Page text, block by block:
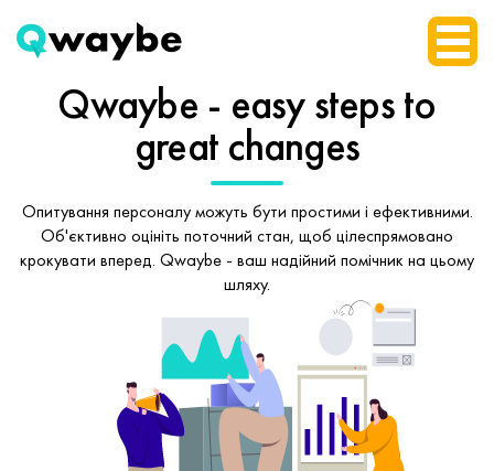
Qwaybe - easy stepsto
great changes
Опитування персоналу можуть бути простими і ефективними.
Об'єктивно оцініть поточний стан, щоб цілеспрямовано
крокувати вперед. Qwaybe - ваш надійний помічник на цьому
шляху.